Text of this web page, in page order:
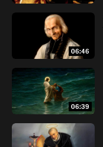
06:46
06:39